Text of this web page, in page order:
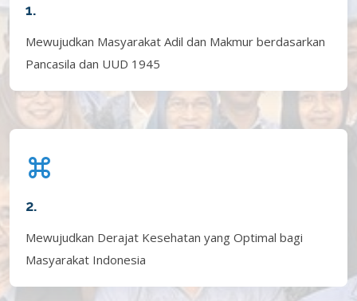
1.
Mewujudkan Masyarakat Adil dan Makmur berdasarkan
Pancasila dan UUD 1945
2.
Mewujudkan Derajat Kesehatan yang Optimal bagi
Masyarakat Indonesia